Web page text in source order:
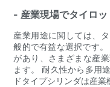
- 産業現場でタイロ
産業用途に関しては、
般的で有益な選択です
があり、さまざまな産
ます。 耐久性から多用
ドタイプシリンダは産業